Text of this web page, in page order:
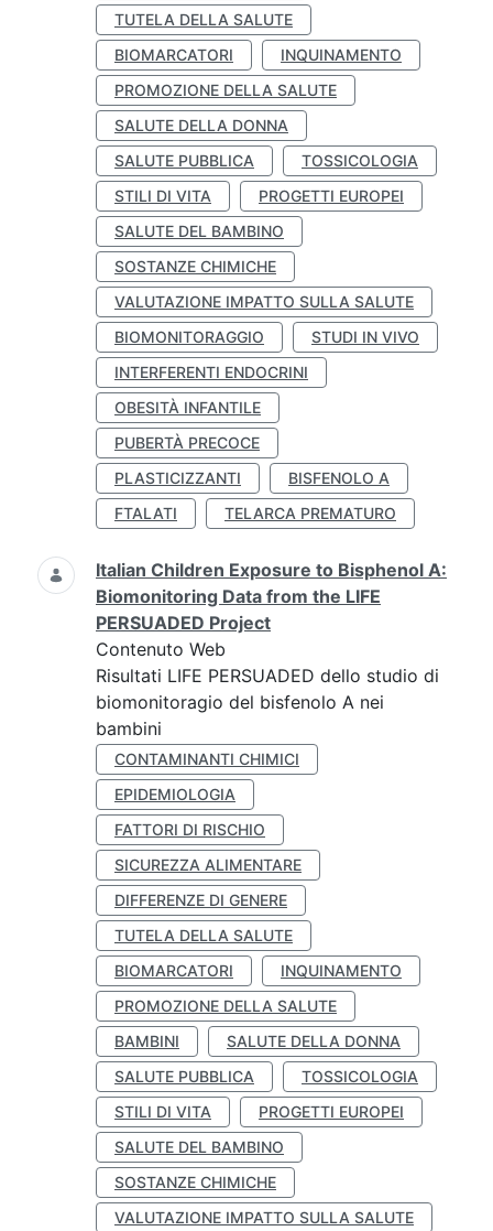
TUTELA DELLA SALUTE
BIOMARCATORI
INQUINAMENTO
PROMOZIONE DELLA SALUTE
SALUTE DELLA DONNA
SALUTE PUBBLICA
TOSSICOLOGIA
STILI DI VITA
PROGETTI EUROPEI
SALUTE DEL BAMBINO
SOSTANZE CHIMICHE
VALUTAZIONE IMPATTO SULLA SALUTE
BIOMONITORAGGIO
STUDI IN VIVO
INTERFERENTI ENDOCRINI
OBESITÀ INFANTILE
PUBERTÀ PRECOCE
PLASTICIZZANTI
BISFENOLO A
FTALATI
TELARCA PREMATURO
Italian Children Exposure to Bisphenol A:
Biomonitoring Data from the LIFE
PERSUADED Project
Contenuto Web
Risultati LIFE PERSUADED dello studio di
biomonitoragio del bisfenolo A nei
bambini
CONTAMINANTI CHIMICI
EPIDEMIOLOGIA
FATTORI DI RISCHIO
SICUREZZA ALIMENTARE
DIFFERENZE DI GENERE
TUTELA DELLA SALUTE
BIOMARCATORI
INQUINAMENTO
PROMOZIONE DELLA SALUTE
BAMBINI
SALUTE DELLA DONNA
SALUTE PUBBLICA
TOSSICOLOGIA
STILI DI VITA
PROGETTI EUROPEI
SALUTE DEL BAMBINO
SOSTANZE CHIMICHE
VALUTAZIONE IMPATTO SULLA SALUTE